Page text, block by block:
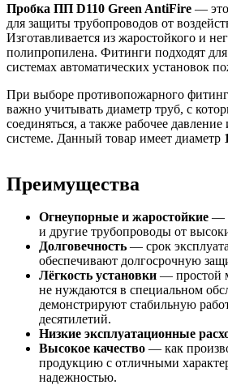
Пробка ПП D110 Green AntiFire —
для защиты трубопроводов от
Изготавливается из жаростойкого и
полипропилена. Фитинги подходят для
системах автоматических установок
При выборе противопожарного
важно учитывать диаметр труб, с
соединяться, а также рабочее давление
системе. Данный товар имеет диаметр
Преимущества
Огнеупорные и жаростойкие —
и другие трубопроводы от
Долговечность — срок
обеспечивают долгосрочную
Лёгкость установки — простой
не нуждаются в специальном
демонстрируют стабильную
десятилетий.
Низкие эксплуатационные
Высокое качество — как
продукцию с отличными
надежностью.